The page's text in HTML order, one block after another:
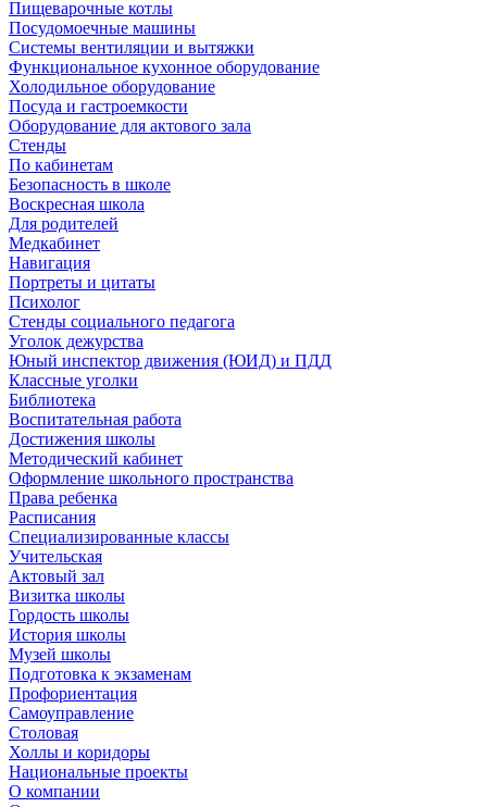
Пищеварочные котлы
Посудомоечные машины
Системы вентиляции и вытяжки
Функциональное кухонное оборудование
Холодильное оборудование
Посуда и гастроемкости
Оборудование для актового зала
Стенды
По кабинетам
Безопасность в школе
Воскресная школа
Для родителей
Медкабинет
Навигация
Портреты и цитаты
Психолог
Стенды социального педагога
Уголок дежурства
Юный инспектор движения (ЮИД) и ПДД
Классные уголки
Библиотека
Воспитательная работа
Достижения школы
Методический кабинет
Оформление школьного пространства
Права ребенка
Расписания
Специализированные классы
Учительская
Актовый зал
Визитка школы
Гордость школы
История школы
Музей школы
Подготовка к экзаменам
Профориентация
Самоуправление
Столовая
Холлы и коридоры
Национальные проекты
О компании